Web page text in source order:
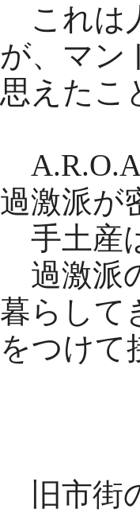
これは
が、マン
思えたこ
過激派が
手土産
過激派
暮らして
をつけて
旧市街